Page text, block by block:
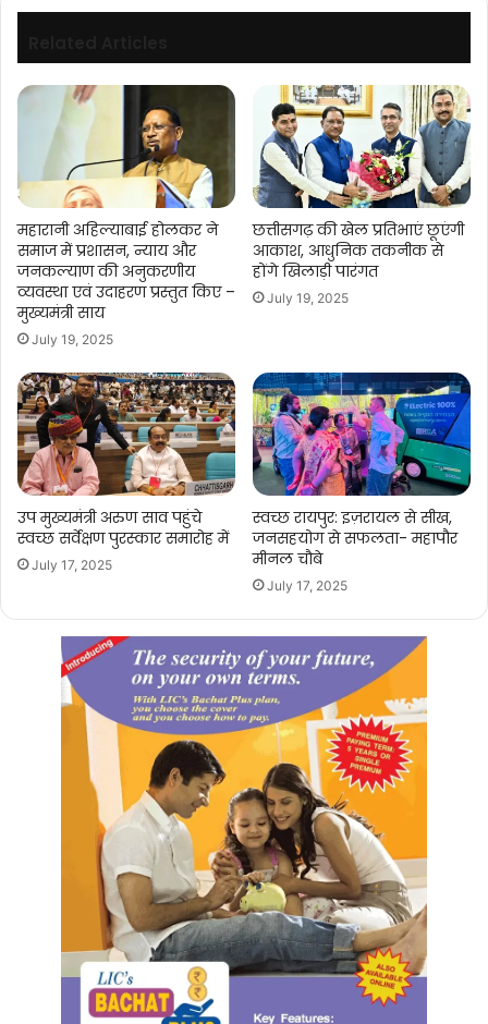
घोषणाएँ
महारानी अहिल्याबाई होलकर ने
समाज में प्रशासन, न्याय और
जनकल्याण की अनुकरणीय
व्यवस्था एवं उदाहरण प्रस्तुत किए –
मुख्यमंत्री साय
July 19, 2025
छत्तीसगढ़ की खेल प्रतिभाएं छूएंगी
आकाश, आधुनिक तकनीक से
होंगे खिलाड़ी पारंगत
July 19, 2025
उप मुख्यमंत्री अरुण साव पहुंचे
स्वच्छ सर्वेक्षण पुरस्कार समारोह में
July 17, 2025
स्वच्छ रायपुर: इज़रायल से सीख,
जनसहयोग से सफलता- महापौर
मीनल चौबे
July 17, 2025